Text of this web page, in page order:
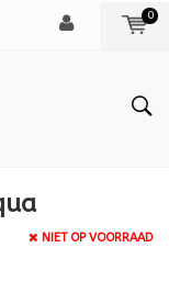
0
NIET OP VOORRAAD